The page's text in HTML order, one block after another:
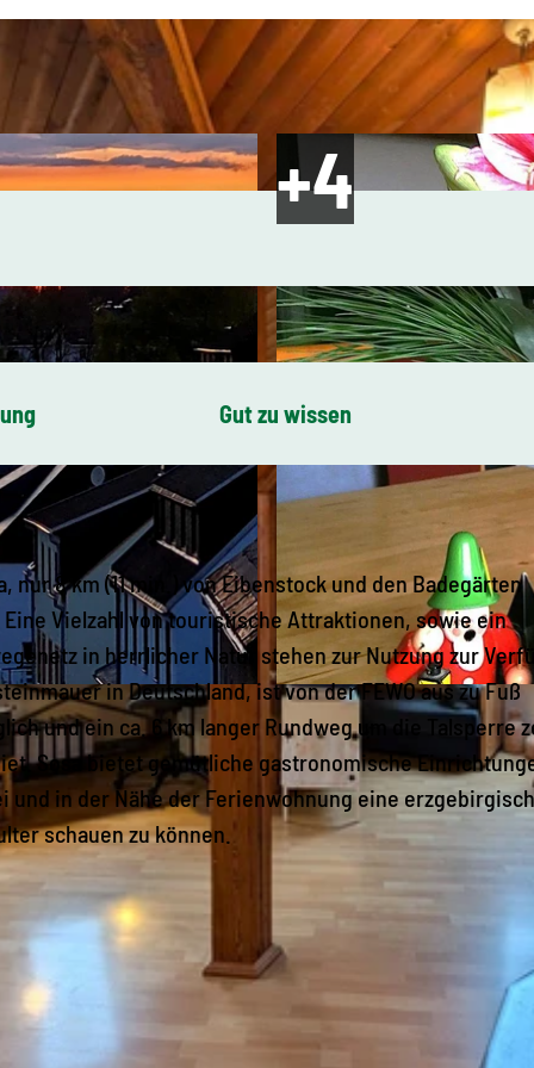
1
0
2
4
-
3
6
5
Gut zu wissen
8 km (11 min.) von Eibenstock und den Badegärten
Vielzahl von touristische Attraktionen, sowie ein
in herrlicher Natur stehen zur Nutzung zur
in Deutschland, ist von der FEWO aus zu Fuß
und ein ca. 6 km langer Rundweg um die Talsperre
Sosa bietet gemütliche gastronomische
in der Nähe der Ferienwohnung eine
schauen zu können.